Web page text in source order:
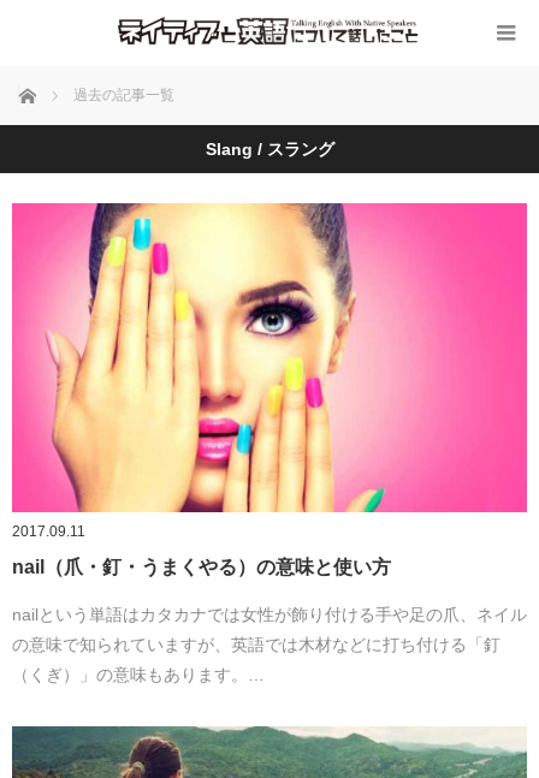
ホーム 過去の記事一覧
Slang / スラング
2017.09.11
nail（爪・釘・うまくやる）の意味と使い方
nailという単語はカタカナでは女性が飾り付ける手や足の爪、ネイル
の意味で知られていますが、英語では木材などに打ち付ける「釘
（くぎ）」の意味もあります。…